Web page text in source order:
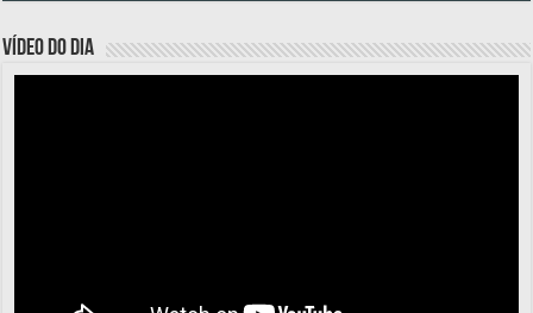
VÍDEO DO DIA